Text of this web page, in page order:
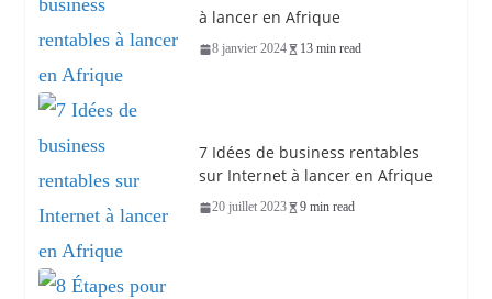
à lancer en Afrique
8 janvier 2024 13 min read
7 Idées de business rentables
sur Internet à lancer en Afrique
20 juillet 2023 9 min read